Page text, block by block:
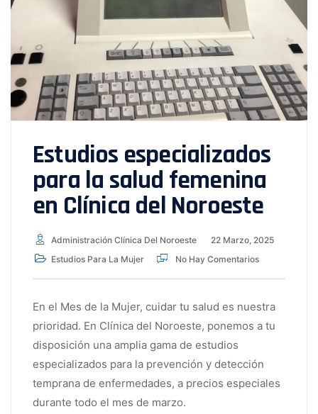
Estudios especializados
para la salud femenina
en Clínica del Noroeste
Administración Clínica Del Noroeste
22 Marzo, 2025
Estudios Para La Mujer
No Hay Comentarios
En el Mes de la Mujer, cuidar tu salud es nuestra
prioridad. En Clínica del Noroeste, ponemos a tu
disposición una amplia gama de estudios
especializados para la prevención y detección
temprana de enfermedades, a precios especiales
durante todo el mes de marzo.